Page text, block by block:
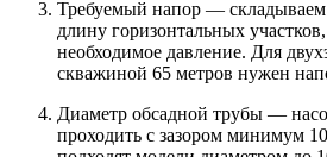
Требуемый напор — складываем
длину горизонтальных
необходимое давление. Для
скважиной 65 метров нужен
Диаметр обсадной трубы —
проходить с зазором минимум